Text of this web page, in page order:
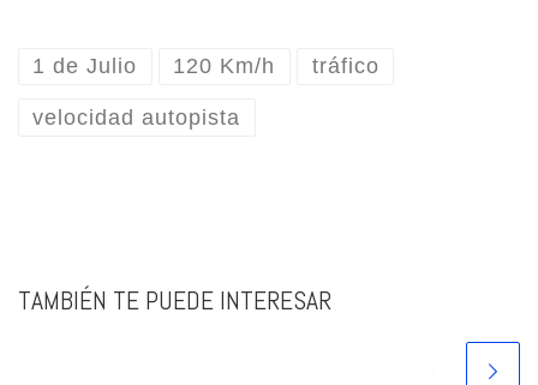
1 de Julio 120 Km/h tráfico
velocidad autopista
TAMBIÉN TE PUEDE INTERESAR